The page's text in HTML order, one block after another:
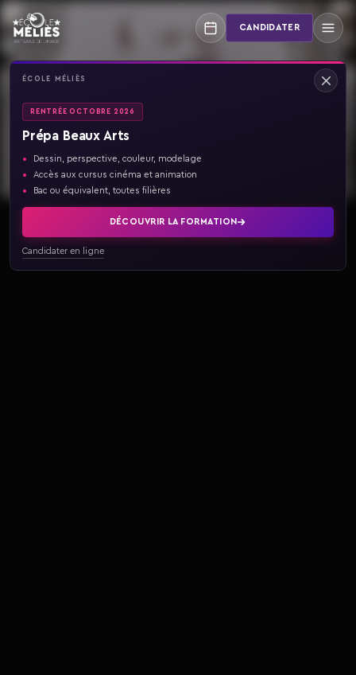
ÉCOLE MÉLIÈS
RENTRÉE OCTOBRE 2026
Prépa Beaux Arts
Dessin, perspective, couleur, modelage
Accès aux cursus cinéma et animation
Bac ou équivalent, toutes filières
DÉCOUVRIR LA FORMATION
Candidater en ligne
Aller
au
contenu
CANDIDATER
Basculer de langue